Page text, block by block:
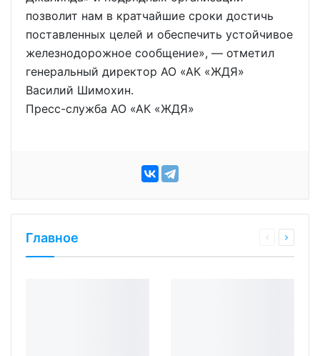
позволит нам в кратчайшие сроки достичь
поставленных целей и обеспечить устойчивое
железнодорожное сообщение», — отметил
генеральный директор АО «АК «ЖДЯ»
Василий Шимохин.
Пресс-служба АО «АК «ЖДЯ»
Главное